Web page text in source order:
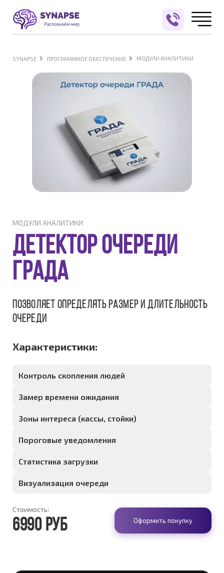
SYNAPSE ПРОГРАММНОЕ ОБЕСПЕЧЕНИЕ МОДУЛИ АНАЛИТИКИ
МОДУЛИ АНАЛИТИКИ
Детектор очереди
ГРАДА
Позволяет определять размер и длительность
очереди
Характеристики:
Контроль скопления людей
Замер времени ожидания
Зоны интереса (кассы, стойки)
Пороговые уведомления
Статистика загрузки
Визуализация очереди
Стоимость:
6990 руб Оформить покупку